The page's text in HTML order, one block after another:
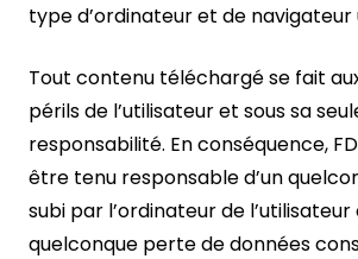
type d’ordinateur et de navigateur
Tout contenu téléchargé se fait
périls de l’utilisateur et sous sa
responsabilité. En conséquence,
être tenu responsable d’un
subi par l’ordinateur de l’utilisateur
quelconque perte de données